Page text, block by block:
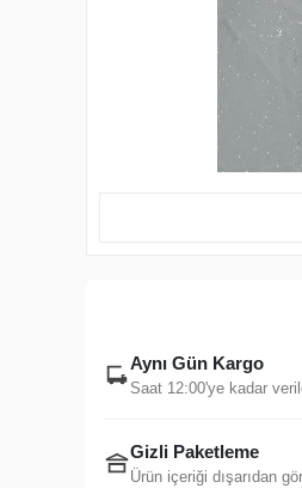
Aynı Gün Kargo
Saat 12:00'ye kadar
Gizli Paketleme
Ürün içeriği dışarıdan